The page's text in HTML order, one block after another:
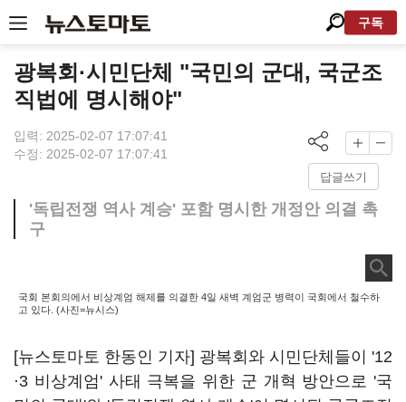
구독
광복회·시민단체 "국민의 군대, 국군조
직법에 명시해야"
입력: 2025-02-07 17:07:41
수정: 2025-02-07 17:07:41
답글쓰기
'독립전쟁 역사 계승' 포함 명시한 개정안 의결 촉
구
국회 본회의에서 비상계엄 해제를 의결한 4일 새벽 계엄군 병력이 국회에서 철수하
고 있다. (사진=뉴시스)
[뉴스토마토 한동인 기자] 광복회와 시민단체들이 '12
·3 비상계엄' 사태 극복을 위한 군 개혁 방안으로 '국